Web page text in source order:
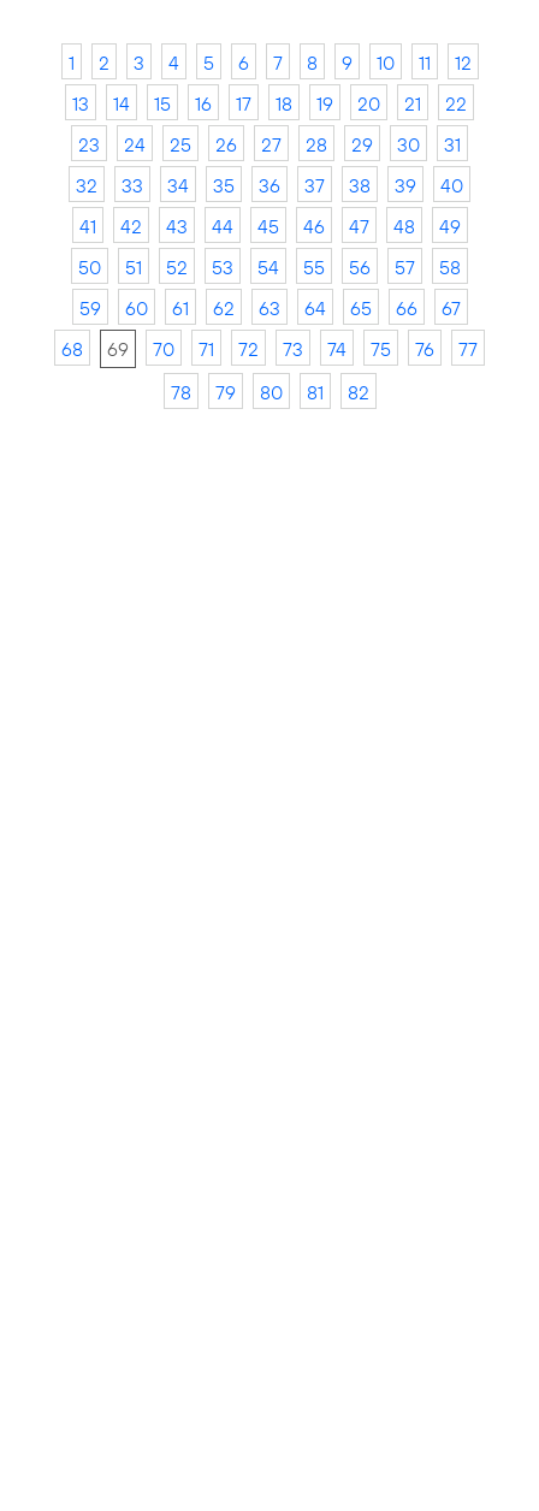
1 2 3 4 5 6 7 8 9 10 11
12
13
14 15 16 17 18 19 20 21
22
23
24 25 26 27 28 29 30
31
32
33 34 35 36 37 38 39
40
41
42 43 44 45 46 47 48
49
50
51 52 53 54 55 56 57
58
59
60 61 62 63 64 65 66
67
68
69 70 71 72 73 74 75 76
77
78
79 80 81 82